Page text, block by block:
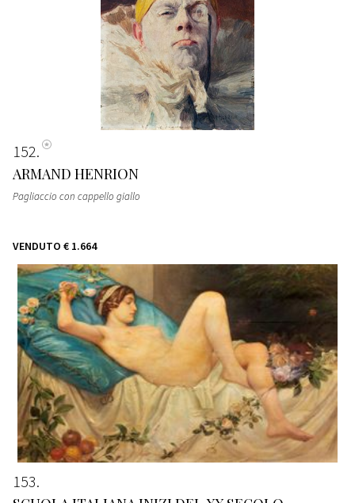
152
ARMAND HENRION
Pagliaccio con cappello giallo
VENDUTO € 1.664
153